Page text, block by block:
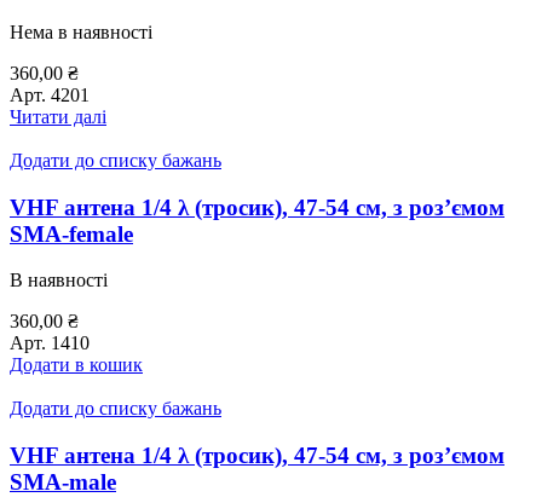
Нема в наявності
360,00 ₴
Арт. 4201
Читати далі
Додати до списку бажань
VHF антена 1/4 λ (тросик), 47-54 см, з роз’ємом
SMA-female
В наявності
360,00 ₴
Арт. 1410
Додати в кошик
Додати до списку бажань
VHF антена 1/4 λ (тросик), 47-54 см, з роз’ємом
SMA-male